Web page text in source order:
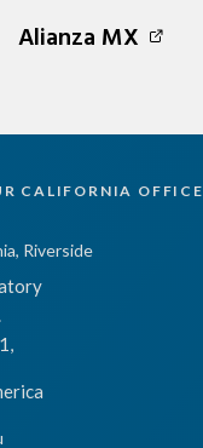
Alianza MX
CALIFORNIA OFFICE
Riverside